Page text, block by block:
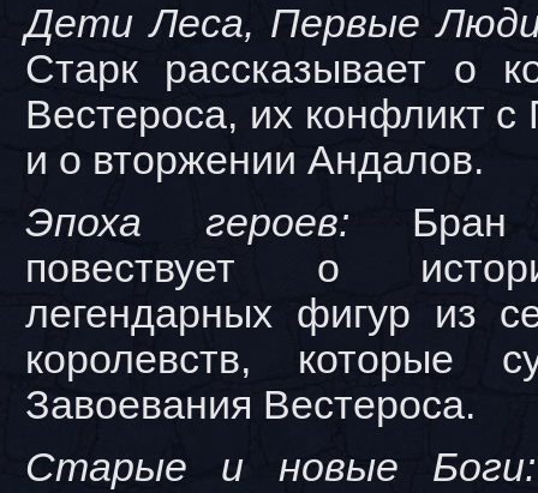
Дети Леса, Первые
Старк рассказывает о
Вестероса, их конфликт
и о вторжении Андалов.
Эпоха героев: Бран
повествует о
легендарных фигур из
королевств, которые
Завоевания Вестероса.
Старые и новые Боги: